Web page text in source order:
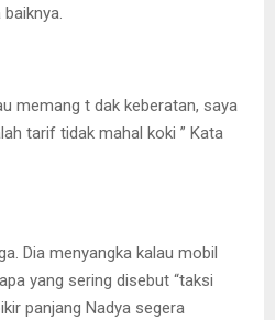
memang t dak keberatan, saya
tarif tidak mahal koki ” Kata
Dia menyangka kalau mobil
yang sering disebut “taksi
panjang Nadya segera